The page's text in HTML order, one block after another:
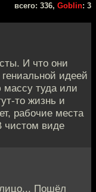
всего: 336, Goblin: 3
И что они
идеей
туда или
то жизнь и
рабочие места
чистом виде
Пошёл